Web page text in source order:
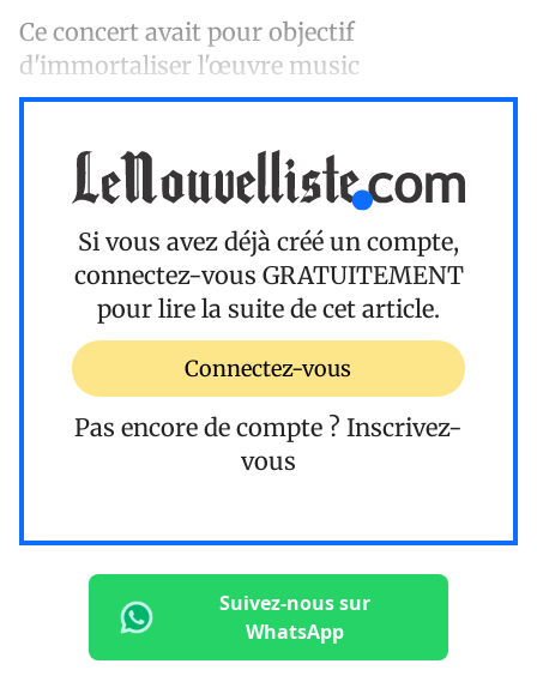
Ce concert avait pour objectif
d'immortaliser l'œuvre music
Si vous avez déjà créé un compte,
connectez-vous GRATUITEMENT
pour lire la suite de cet article.
Connectez-vous
Pas encore de compte ? Inscrivez-
vous
Suivez-nous sur
WhatsApp